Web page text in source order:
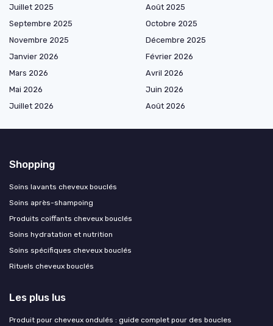
Juillet 2025
Août 2025
Septembre 2025
Octobre 2025
Novembre 2025
Décembre 2025
Janvier 2026
Février 2026
Mars 2026
Avril 2026
Mai 2026
Juin 2026
Juillet 2026
Août 2026
Shopping
Soins lavants cheveux bouclés
Soins après-shampoing
Produits coiffants cheveux bouclés
Soins hydratation et nutrition
Soins spécifiques cheveux bouclés
Rituels cheveux bouclés
Les plus lus
Produit pour cheveux ondulés : guide complet pour des boucles